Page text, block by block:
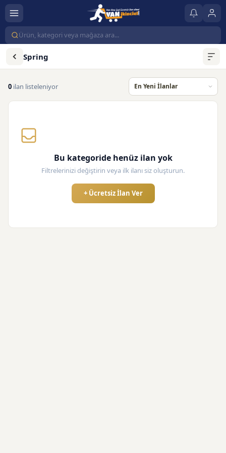
Spring
0 ilan listeleniyor
Bu kategoride henüz ilan yok
Filtrelerinizi değiştirin veya ilk ilanı siz oluşturun.
+ Ücretsiz İlan Ver